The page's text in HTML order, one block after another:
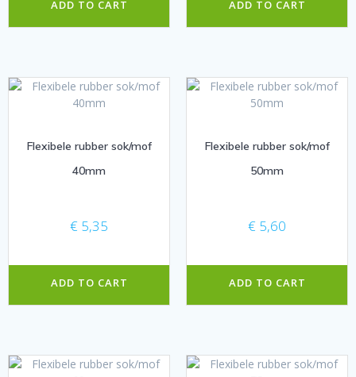
ADD TO CART ADD TO CART
Flexibele rubber sok/mof
40mm
€ 5,35
ADD TO CART
Flexibele rubber sok/mof
50mm
€ 5,60
ADD TO CART